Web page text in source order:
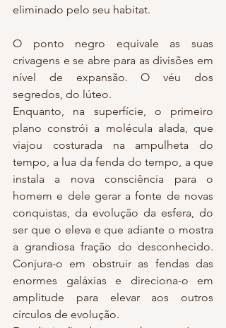
eliminado pelo seu habitat.
O ponto negro equivale as suas
crivagens e se abre para as divisões em
nível de expansão. O véu dos
segredos, do lúteo.
Enquanto, na superfície, o primeiro
plano constrói a molécula alada, que
viajou costurada na ampulheta do
tempo, a lua da fenda do tempo, a que
instala a nova consciência para o
homem e dele gerar a fonte de novas
conquistas, da evolução da esfera, do
ser que o eleva e que adiante o mostra
a grandiosa fração do desconhecido.
Conjura-o em obstruir as fendas das
enormes galáxias e direciona-o em
amplitude para elevar aos outros
círculos de evolução.